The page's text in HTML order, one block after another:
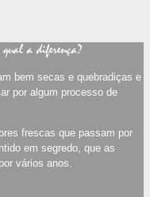
a diferença?
bem secas e quebradiças e
por algum processo de
frescas que passam por
em segredo, que as
vários anos.